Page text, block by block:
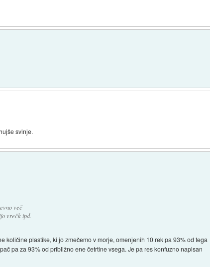
svinje.
več
vrečk ipd.
plastike, ki jo zmečemo v morje, omenjenih 10 rek pa 93% od tega
pa za 93% od približno ene četrtine vsega. Je pa res konfuzno napisan